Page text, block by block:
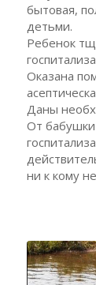
бытовая,
детьми.
Ребенок
Оказана
Даны
От бабушки
ни к кому